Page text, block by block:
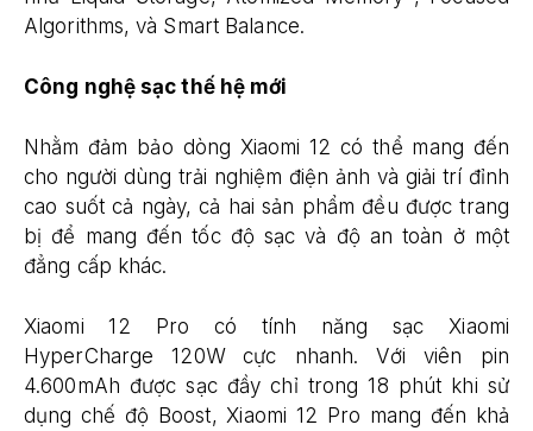
Algorithms, và Smart Balance.
Công nghệ sạc thế hệ mới
Nhằm đảm bảo dòng Xiaomi 12 có thể mang đến
cho người dùng trải nghiệm điện ảnh và giải trí đỉnh
cao suốt cả ngày, cả hai sản phẩm đều được trang
bị để mang đến tốc độ sạc và độ an toàn ở một
đẳng cấp khác.
Xiaomi 12 Pro có tính năng sạc Xiaomi
HyperCharge 120W cực nhanh. Với viên pin
4.600mAh được sạc đầy chỉ trong 18 phút khi sử
dụng chế độ Boost, Xiaomi 12 Pro mang đến khả